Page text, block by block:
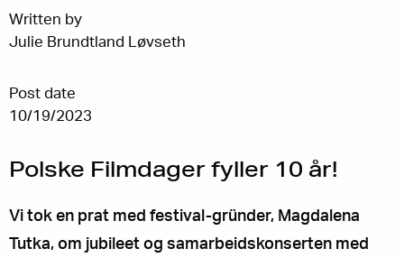
Written by
Julie Brundtland Løvseth
Post date
10/19/2023
Polske Filmdager fyller 10 år!
Vi tok en prat med festival-gründer, Magdalena
Tutka, om jubileet og samarbeidskonserten med